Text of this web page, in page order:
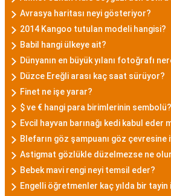
Avrasya haritası neyi gösteriyor?
2014 Kangoo tutulan modeli hangisi?
Babil hangi ülkeye ait?
Dünyanın en büyük yılanı fotoğrafı
Düzce Ereğli arası kaç saat sürüyor?
Finet ne işe yarar?
$ ve € hangi para birimlerinin sembolü?
Evcil hayvan barınağı kedi kabul eder
Blefarın göz şampuanı göz çevresine
Astigmat gözlükle düzelmezse ne
Bebek mavi rengi neyi temsil eder?
Engelli öğretmenler kaç yılda bir